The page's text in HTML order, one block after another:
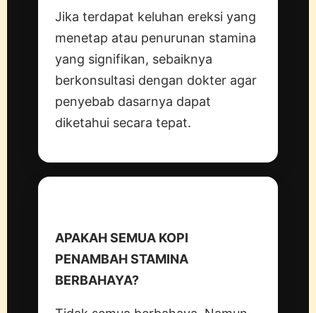
Jika terdapat keluhan ereksi yang
menetap atau penurunan stamina
yang signifikan, sebaiknya
berkonsultasi dengan dokter agar
penyebab dasarnya dapat
diketahui secara tepat.
APAKAH SEMUA KOPI
PENAMBAH STAMINA
BERBAHAYA?